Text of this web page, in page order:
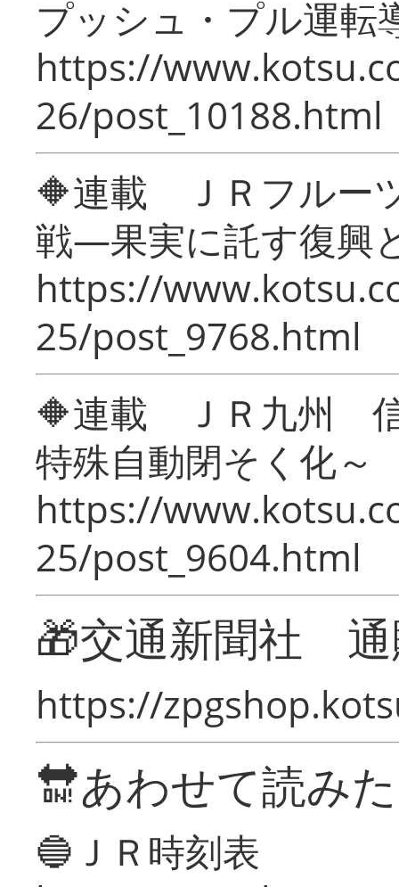
プッシュ・プル運転
https://
26/post_10188.html
🔶連載 ＪＲフルー
戦―果実に託す復興
https://
25/post_9768.html
🔶連載 ＪＲ九州 信
特殊自動閉そく化～
https://
25/post_9604.html
🎁交通新聞社
https://
🔛あわせて読み
🔵ＪＲ時刻表